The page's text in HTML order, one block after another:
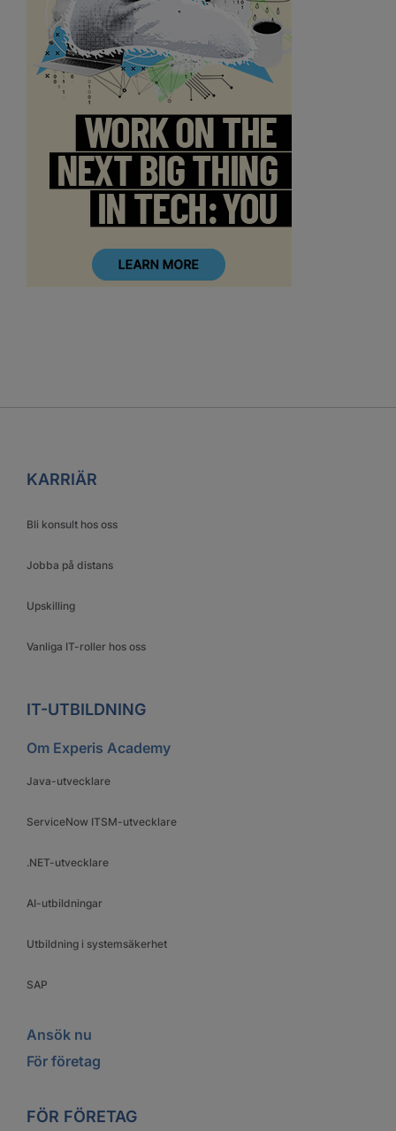
KARRIÄR
Bli konsult hos oss
Jobba på distans
Upskilling
Vanliga IT-roller hos oss
IT-UTBILDNING
Om Experis Academy
Java-utvecklare
ServiceNow ITSM-utvecklare
.NET-utvecklare
AI-utbildningar
Utbildning i systemsäkerhet
SAP
Ansök nu
För företag
FÖR FÖRETAG